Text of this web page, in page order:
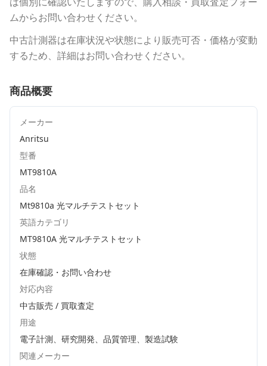
ムからお問い合わせください。
中古計測器は在庫状況や状態により販売可否・価格が変動
するため、詳細はお問い合わせください。
商品概要
メーカー
Anritsu
型番
MT9810A
品名
Mt9810a 光マルチテストセット
英語カテゴリ
MT9810A 光マルチテストセット
状態
在庫確認・お問い合わせ
対応内容
中古販売 / 買取査定
用途
電子計測、研究開発、品質管理、製造試験
関連メーカー